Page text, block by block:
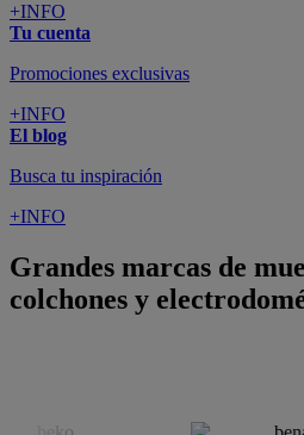
+INFO
Tu cuenta
Promociones exclusivas
+INFO
El blog
Busca tu inspiración
+INFO
Grandes marcas de
colchones y